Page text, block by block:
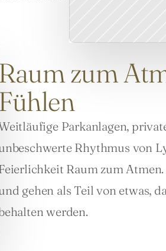
Raum zum
Fühlen
Parkanlagen,
Rhythmus von
Raum zum
gehen als Teil von etwas,
werden.